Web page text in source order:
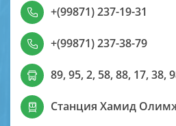
+(99871) 237-19-31
+(99871) 237-38-79
89, 95, 2, 58, 88, 17, 38,
Станция Хамид